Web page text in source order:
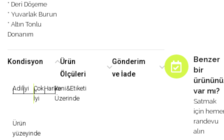
* Deri Döşeme
* Yuvarlak Burun
* Altın Tonlu
Donanım
Kondisyon
|Adil|İyi |Çok
İyi
|Harika
|Yeni&Etiketi
Üzerinde
Ürün
yüzeyinde
Ürün
Ölçüleri
Gönderim
ve İade
Benzer
bir
var mı?
Satmak
için
randevu
alın